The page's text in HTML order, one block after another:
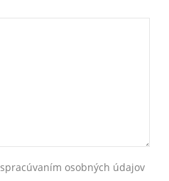
spracúvaním osobných údajov